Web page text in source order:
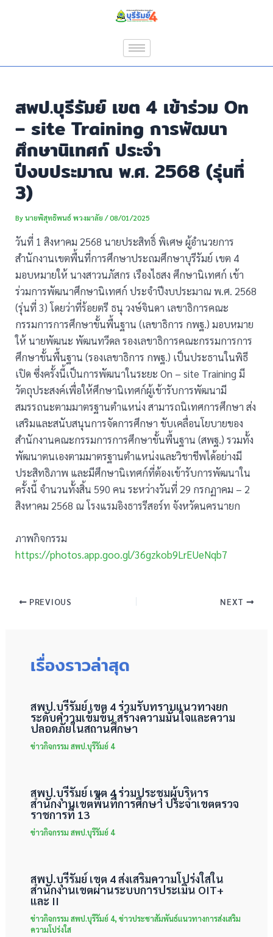
สพป.บุรีรัมย์ เขต 4 เข้าร่วม On
– site Training การพัฒนา
ศึกษานิเทศก์ ประจำ
ปีงบประมาณ พ.ศ. 2568 (รุ่นที่
3)
Byนายพิสุทธิพนธ์ พวงมาลัย/08/01/2025
วันที่ 1 สิงหาคม 2568 นายประสิทธิ์ พิเศษ ผู้อำนวยการ
สำนักงานเขตพื้นที่การศึกษาประถมศึกษาบุรีรัมย์ เขต 4
มอบหมายให้ นางสาวนภัสกร เรืองไธสง ศึกษานิเทศก์ เข้า
ร่วมการพัฒนาศึกษานิเทศก์ ประจำปีงบประมาณ พ.ศ. 2568
(รุ่นที่ 3) โดยว่าที่ร้อยตรี ธนุ วงษ์จินดา เลขาธิการคณะ
กรรมการการศึกษาขั้นพื้นฐาน (เลขาธิการ กพฐ.) มอบหมาย
ให้ นายพัฒนะ พัฒนทวีดล รองเลขาธิการคณะกรรมการการ
ศึกษาขั้นพื้นฐาน (รองเลขาธิการ กพฐ.) เป็นประธานในพิธี
เปิด ซึ่งครั้งนี้เป็นการพัฒนาในระยะ On – site Training มี
วัตถุประสงค์เพื่อให้ศึกษานิเทศก์ผู้เข้ารับการพัฒนามี
สมรรถนะตามมาตรฐานตำแหน่ง สามารถนิเทศการศึกษา ส่ง
เสริมและสนับสนุนการจัดการศึกษา ขับเคลื่อนโยบายของ
สำนักงานคณะกรรมการการศึกษาขั้นพื้นฐาน (สพฐ.) รวมทั้ง
พัฒนาตนเองตามมาตรฐานตำแหน่งและวิชาชีพได้อย่างมี
ประสิทธิภาพ และมีศึกษานิเทศก์ที่ต้องเข้ารับการพัฒนาใน
ครั้งนี้ จำนวนทั้งสิ้น 590 คน ระหว่างวันที่ 29 กรกฏาคม – 2
สิงหาคม 2568 ณ โรงแรมอิงธารรีสอร์ท จังหวัดนครนายก
ภาพกิจกรรม
https://photos.app.goo.gl/36gzkob9LrEUeNqb7
PREVIOUS NEXT
เรื่องราวล่าสุด
สพป.บุรีรัมย์ เขต 4 ร่วมรับทราบแนวทางยก
ระดับความเข้มข้น สร้างความมั่นใจและความ
ปลอดภัยในสถานศึกษา
ข่าวกิจกรรม สพป.บุรีรัมย์ 4
สพป.บุรีรัมย์ เขต 4 ร่วมประชุมผู้บริหาร
สำนักงานเขตพื้นที่การศึกษา ประจำเขตตรวจ
ราชการที่ 13
ข่าวกิจกรรม สพป.บุรีรัมย์ 4
สพป.บุรีรัมย์ เขต 4 ส่งเสริมความโปร่งใสใน
สำนักงานเขตผ่านระบบการประเมิน OIT+
และ II
ข่าวกิจกรรม สพป.บุรีรัมย์ 4, ข่าวประชาสัมพันธ์แนวทางการส่งเสริม
ความโปร่งใส